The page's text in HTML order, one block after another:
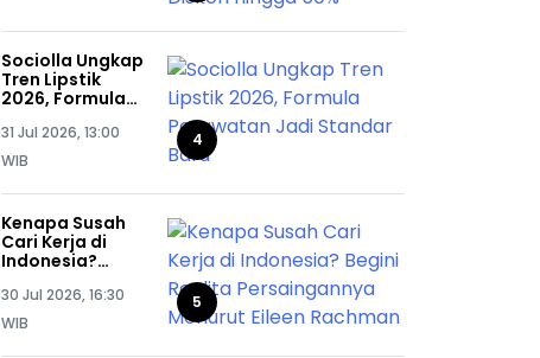
Sociolla Ungkap
Tren Lipstik
2026, Formula
Standar Baru
31 Jul 2026, 13:00
WIB
4
Kenapa Susah
Cari Kerja di
Indonesia?
Persaingannya
Menurut Eileen
30 Jul 2026, 16:30
WIB
5